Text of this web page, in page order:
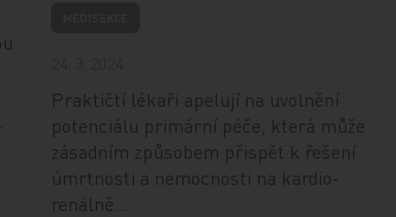
Praktičtí lékaři apelují na uvolnění
potenciálu primární péče, která může
zásadním způsobem přispět k řešení
úmrtnosti a nemocnosti na kardio-
renálně…